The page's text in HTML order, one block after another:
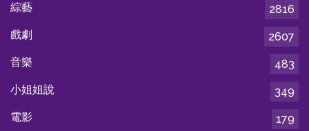
綜藝
2816
戲劇
2607
音樂
483
小姐姐說
349
電影
179